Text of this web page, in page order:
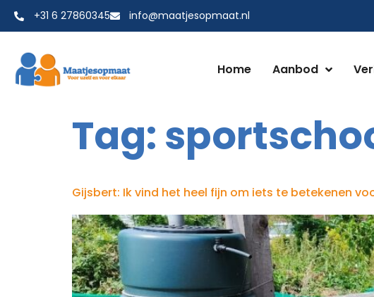
+31 6 27860345 info@maatjesopmaat.nl
Home Aanbod
Tag:
Gijsbert: Ik vind het heel fijn om iets te betekenen